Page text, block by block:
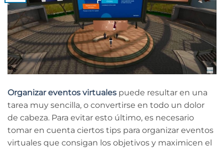
Organizar eventos virtuales puede resultar en una
tarea muy sencilla, o convertirse en todo un dolor
de cabeza. Para evitar esto último, es necesario
tomar en cuenta ciertos tips para organizar eventos
virtuales que consigan los objetivos y maximicen el